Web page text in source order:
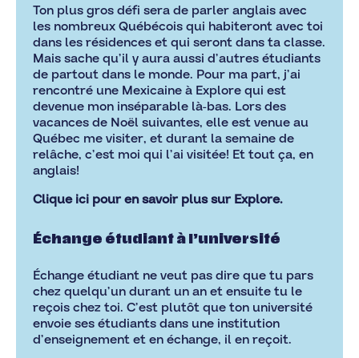
Ton plus gros défi sera de parler anglais avec
les nombreux Québécois qui habiteront avec toi
dans les résidences et qui seront dans ta classe.
Mais sache qu’il y aura aussi d’autres étudiants
de partout dans le monde. Pour ma part, j’ai
rencontré une Mexicaine à Explore qui est
devenue mon inséparable là-bas. Lors des
vacances de Noël suivantes, elle est venue au
Québec me visiter, et durant la semaine de
relâche, c’est moi qui l’ai visitée! Et tout ça, en
anglais!
Clique ici pour en savoir plussur Explore.
Échange étudiant à l’université
Échange étudiant ne veut pas dire que tu pars
chez quelqu’un durant un an et ensuite tu le
reçois chez toi. C’est plutôt que ton université
envoie ses étudiants dans une institution
d’enseignement et en échange, il en reçoit.